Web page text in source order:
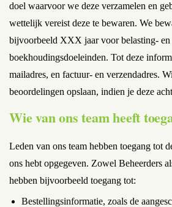
doel waarvoor we deze verzamelen en
wettelijk vereist deze te bewaren. We
bijvoorbeeld XXX jaar voor belasting- en
boekhoudingsdoeleinden. Tot deze
mailadres, en factuur- en verzendadres.
beoordelingen opslaan, indien je deze
Wie van ons team heeft
Leden van ons team hebben toegang tot
ons hebt opgegeven. Zowel Beheerders
hebben bijvoorbeeld toegang tot:
Bestellingsinformatie, zoals de